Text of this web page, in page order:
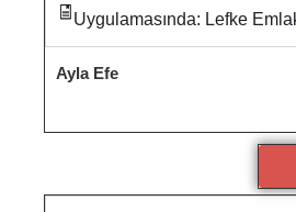
Uygulamasında: Lefke
Ayla Efe